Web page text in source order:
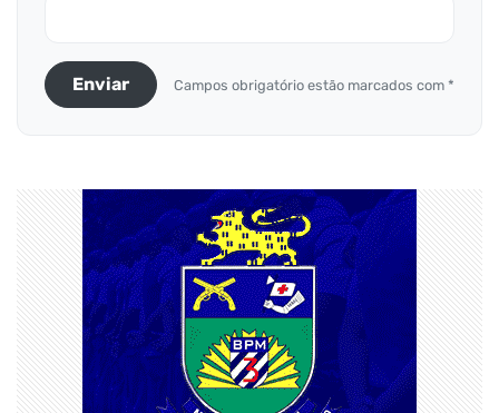
Enviar Campos obrigatório estão marcados com *